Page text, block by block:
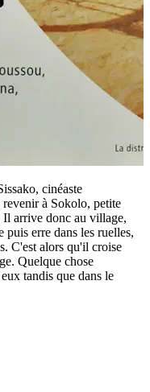
cinéaste
à Sokolo, petite
arrive donc au village,
erre dans les ruelles,
C'est alors qu'il croise
Quelque chose
tandis que dans le